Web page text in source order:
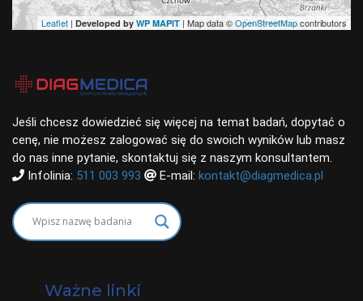
Leaflet | Developed by WP MAPIT | Map data ©OpenStreetMapcontributors
Jeśli chcesz dowiedzieć się więcej na temat badań, dopytać o
cenę, nie możesz zalogować się do swoich wyników lub masz
do nas inne pytanie, skontaktuj się z naszym konsultantem.
Infolinia: 511 003 993 E-mail: kontakt@diagmedica.pl
Ważne linki